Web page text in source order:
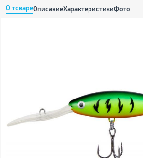
О товареОписаниеХарактеристикиФото